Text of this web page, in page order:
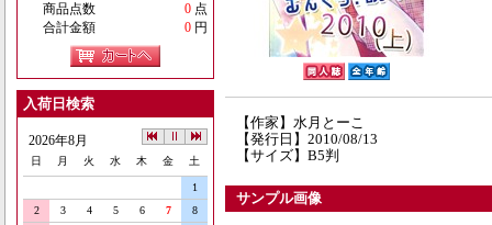
商品点数 0 点
合計金額
0 円
入荷日検索
2026年8月
日 月 火 水 木 金 土
1
2
3 4 5 6 7
8
【作家】水月とーこ
【発行日】2010/08/13
【サイズ】B5判
サンプル画像